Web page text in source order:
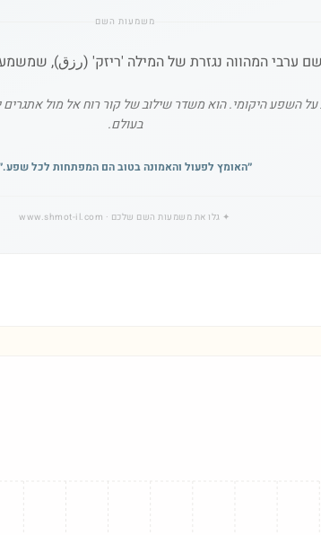
משמעות השם
ערבי המהווה נגזרת של המילה 'ריזק' (رزق),
היקומי. הוא משדר שילוב של קור רוח אל מול
בעולם.
״האומץ לפעול והאמונה בטוב הם המפתחות לכל שפע.
✦ גלו את משמעות השם שלכם · www.shmot-il.com